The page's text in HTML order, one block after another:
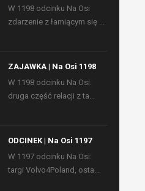
W 1198 odcinku Na Osi
zdarzenie z łamiącym się ...
ZAJAWKA | Na Osi 1198
W 1198 odcinku Na Osi:
druga część relacji z ta...
ODCINEK | Na Osi 1197
W 1197 odcinku Na Osi:
targi Volvo4Poland, osta...